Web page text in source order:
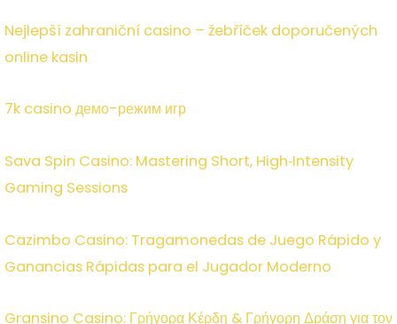
Nejlepší zahraniční casino – žebříček doporučených
online kasin
7k casino демо-режим игр
Sava Spin Casino: Mastering Short, High‑Intensity
Gaming Sessions
Cazimbo Casino: Tragamonedas de Juego Rápido y
Ganancias Rápidas para el Jugador Moderno
Gransino Casino: Γρήγορα Κέρδη & Γρήγορη Δράση για τον